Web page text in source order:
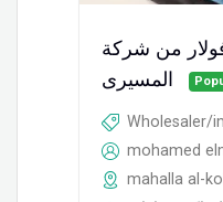
من شركة
المسيرى
Wholesaler/
mohamed
mahalla al-